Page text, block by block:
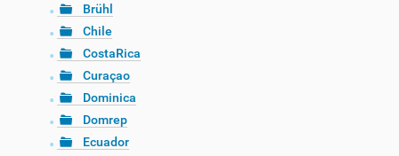
Brühl
Chile
CostaRica
Curaçao
Dominica
Domrep
Ecuador